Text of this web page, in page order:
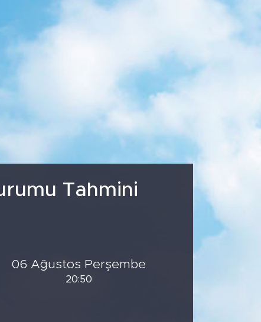
Tahmini
06 Ağustos Perşembe
20:50